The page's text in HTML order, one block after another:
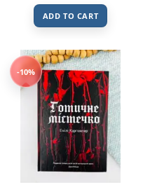
ADD TO CART
-10%